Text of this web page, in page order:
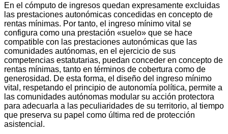
En el cómputo de ingresos quedan expresamente excluidas
las prestaciones autonómicas concedidas en concepto de
rentas mínimas. Por tanto, el ingreso mínimo vital se
configura como una prestación «suelo» que se hace
compatible con las prestaciones autonómicas que las
comunidades autónomas, en el ejercicio de sus
competencias estatutarias, puedan conceder en concepto de
rentas mínimas, tanto en términos de cobertura como de
generosidad. De esta forma, el diseño del ingreso mínimo
vital, respetando el principio de autonomía política, permite a
las comunidades autónomas modular su acción protectora
para adecuarla a las peculiaridades de su territorio, al tiempo
que preserva su papel como última red de protección
asistencial.